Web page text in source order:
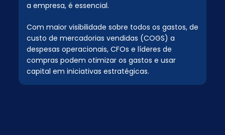
a empresa, é essencial.
Com maior visibilidade sobre todos os gastos, de
custo de mercadorias vendidas (COGS) a
despesas operacionais, CFOs e líderes de
compras podem otimizar os gastos e usar
capital em iniciativas estratégicas.